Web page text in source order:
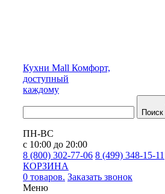
Кухни Mall Комфорт,
доступный
каждому
Поиск
ПН-ВС
с 10:00 до 20:00
8 (800) 302-77-06 8 (499) 348-15-11
КОРЗИНА
0 товаров. Заказать звонок
Меню